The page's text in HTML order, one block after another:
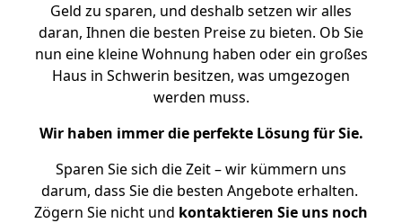
Geld zu sparen, und deshalb setzen wir alles
daran, Ihnen die besten Preise zu bieten. Ob Sie
nun eine kleine Wohnung haben oder ein großes
Haus in Schwerin besitzen, was umgezogen
werden muss.
Wir haben immer die perfekte Lösung für Sie.
Sparen Sie sich die Zeit – wir kümmern uns
darum, dass Sie die besten Angebote erhalten.
Zögern Sie nicht und kontaktieren Sie uns noch